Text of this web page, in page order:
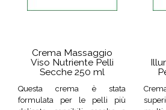
Crema Massaggio
Viso Nutriente Pelli
Secche 250 ml
Questa crema è stata
formulata per le pelli più